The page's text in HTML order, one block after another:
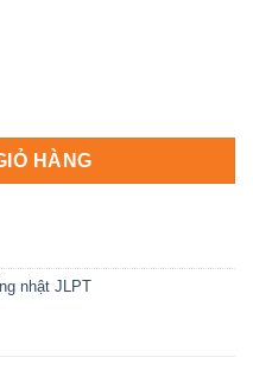
₫.
JLPT N1 số lượng
HÀNG
nhật JLPT